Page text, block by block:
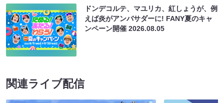
ドンデコルテ、マユリカ、紅しょうが、例
えば炎がアンバサダーに! FANY夏のキャ
ンペーン開催2026.08.05
関連ライブ配信